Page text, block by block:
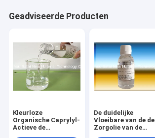
Geadviseerde Producten
Kleurloze
Organische Caprylyl-
Actieve de
De duidelijke
Vloeibare van de de
Zorgolie van de